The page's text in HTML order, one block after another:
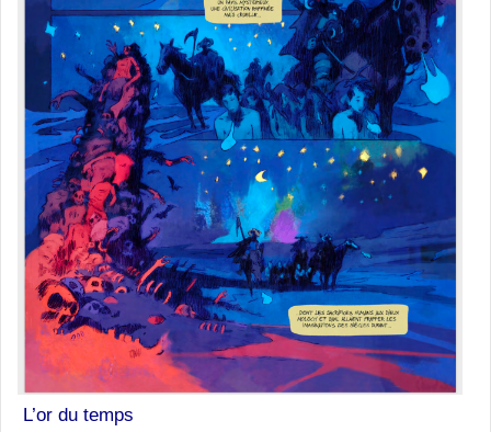
L’or du temps